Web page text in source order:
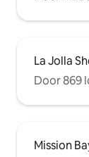
La Jolla
Door 869
Mission